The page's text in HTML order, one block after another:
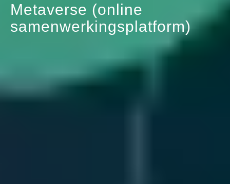
Metaverse (online
samenwerkingsplatform)